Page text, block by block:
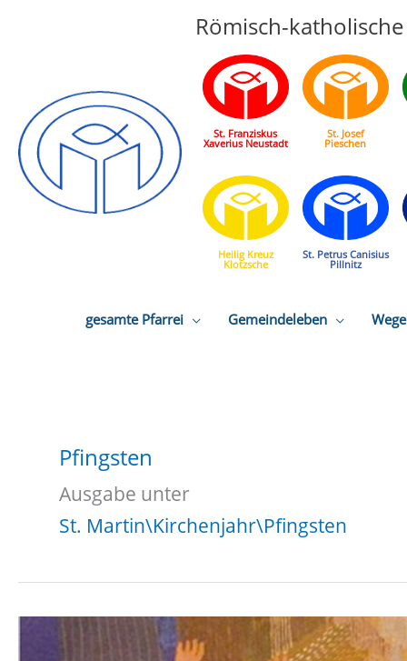
Römisch-
St. Franziskus
Xaverius Neustadt
St. Josef
Pieschen
Heilig Kreuz
Klotzsche
St. Petrus Canisius
Pillnitz
gesamte Pfarrei Gemeindeleben
Pfingsten
Ausgabe unter
St. Martin\Kirchenjahr\Pfingsten